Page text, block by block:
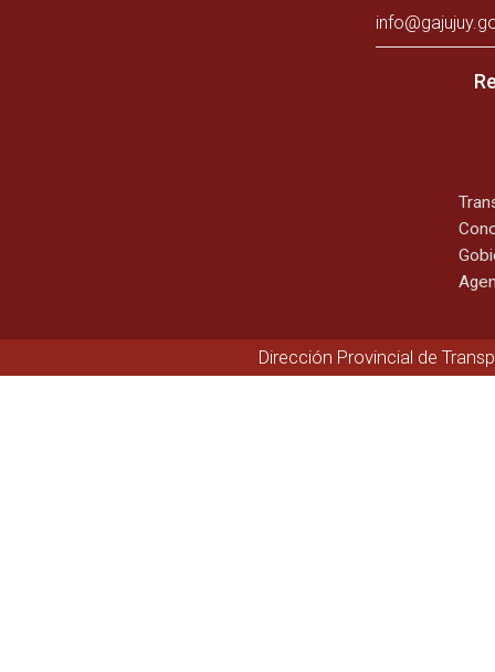
Dirección Provincial de